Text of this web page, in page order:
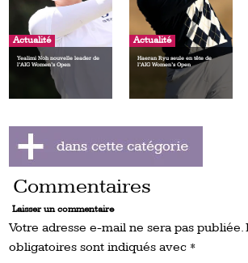
Actualité
Yealimi Noh nouvelle leader de
l’AIG Women’s Open
Actualité
Haeran Ryu seule en tête de
l’AIG Women’s Open
Commentaires
Laisser un commentaire
Votre adresse e-mail ne sera pas publiée.
obligatoires sont indiqués avec *